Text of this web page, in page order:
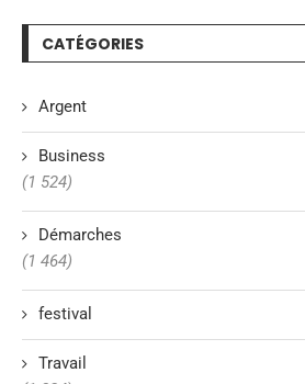
CATÉGORIES
Argent
Business
(1 524)
Démarches
(1 464)
festival
Travail